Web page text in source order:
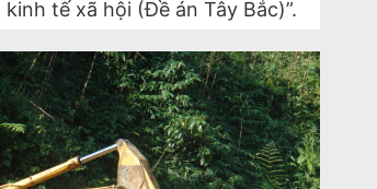
tế xã hội (Đề án Tây Bắc)”.